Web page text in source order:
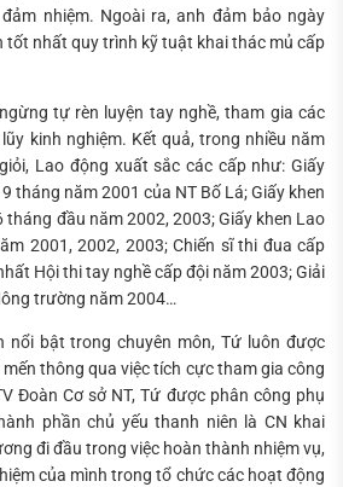
nhiệm. Ngoài ra, anh đảm bảo ngày
tốt nhất quy trình kỹ tuật khai thác mủ cấp
tự rèn luyện tay nghề, tham gia các
kinh nghiệm. Kết quả, trong nhiều năm
Lao động xuất sắc các cấp như: Giấy
tháng năm 2001 của NT Bố Lá; Giấy khen
tháng đầu năm 2002, 2003; Giấy khen Lao
2001, 2002, 2003; Chiến sĩ thi đua cấp
Hội thi tay nghề cấp đội năm 2003; Giải
trường năm 2004…
nổi bật trong chuyên môn, Tứ luôn được
thông qua việc tích cực tham gia công
Đoàn Cơ sở NT, Tứ được phân công phụ
phần chủ yếu thanh niên là CN khai
đi đầu trong việc hoàn thành nhiệm vụ,
của mình trong tổ chức các hoạt động